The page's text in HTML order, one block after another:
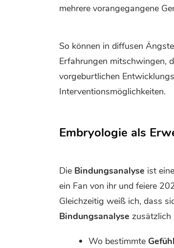
mehrere vorangegangene
So können in diffusen
Erfahrungen mitschwingen,
vorgeburtlichen
Interventionsmöglichkeiten.
Embryologie als
Die Bindungsanalyse ist
ein Fan von ihr und feiere
Gleichzeitig weiß ich, dass
Bindungsanalyse zusätzlich
Wo bestimmte